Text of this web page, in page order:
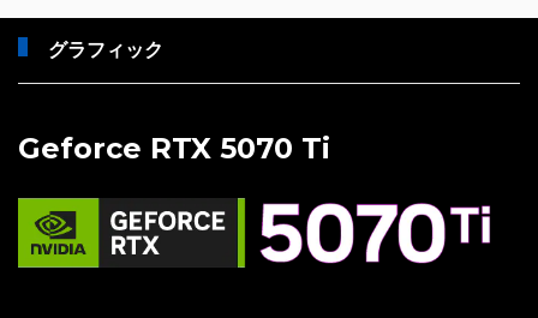
グラフィック
Geforce RTX 5070 Ti